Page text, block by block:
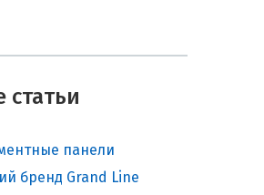
статьи
панели
бренд Grand Line